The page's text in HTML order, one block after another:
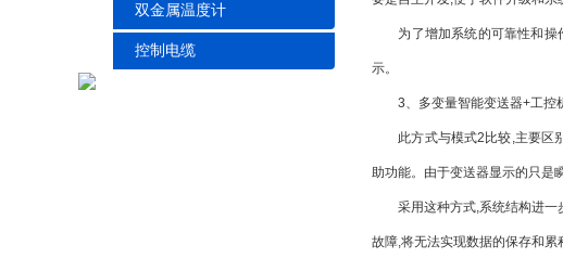
双金属温度计
控制电缆
为了增加系统的可靠性和操作
示。
3、多变量智能变送器+工控
此方式与模式2比较,主要区别
助功能。由于变送器显示的只是
采用这种方式,系统结构进一步
故障,将无法实现数据的保存和累